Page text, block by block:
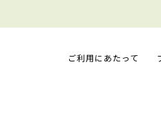
ご利用にあたって